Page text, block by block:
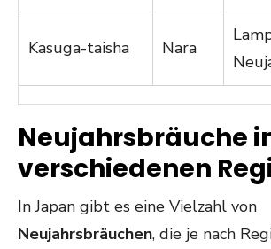
Kasuga-taisha Nara
Neujahrsbräuche
verschiedenen
In Japan gibt es eine Vielzahl von
Neujahrsbräuchen, die je nach